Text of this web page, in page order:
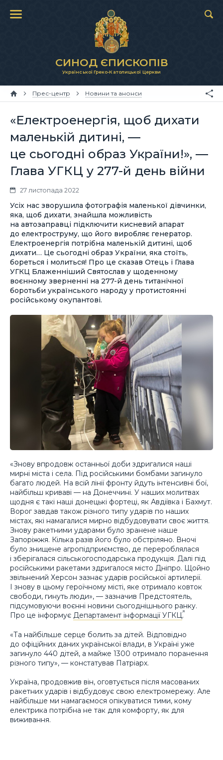
СИНОД ЄПИСКОПІВ
Української Греко-Католицької Церкви
Прес-центр Новини та анонси
«Електроенергія, щоб дихати
маленькій дитині, —
це сьогодні образ України!», —
Глава УГКЦ у 277-й день війни
27 листопада 2022
Усіх нас зворушила фотографія маленької дівчинки,
яка, щоб дихати, знайшла можливість
на автозаправці підключити кисневий апарат
до електроструму, що його виробляє генератор.
Електроенергія потрібна маленькій дитині, щоб
дихати… Це сьогодні образ України, яка стоїть,
бореться і молиться! Про це сказав Отець і Глава
УГКЦ Блаженніший Святослав у щоденному
воєнному зверненні на 277-й день титанічної
боротьби українського народу у протистоянні
російському окупантові.
«Знову впродовж останньої доби здригалися наші
мирні міста і села. Під російськими бомбами загинуло
багато людей. На всій лінії фронту йдуть інтенсивні бої,
найбільш криваві — на Донеччині. У наших молитвах
щодня є такі наші донецькі фортеці, як Авдіївка і Бахмут.
Ворог завдав також різного типу ударів по наших
містах, які намагалися мирно відбудовувати своє життя.
Знову ракетними ударами було зранене наше
Запоріжжя. Кілька разів його було обстріляно. Вночі
було знищене агропідприємство, де перероблялася
і зберігалася сільськогосподарська продукція. Далі під
російськими ракетами здригалося місто Дніпро. Щойно
звільнений Херсон зазнає ударів російської артилерії.
І знову в цьому героїчному місті, яке отримало ковток
свободи, гинуть люди», — зазначив Предстоятель,
підсумовуючи воєнні новини сьогоднішнього ранку.
Про це інформує Департамент інформації УГКЦ.
«Та найбільше серце болить за дітей. Відповідно
до офіційних даних української влади, в Україні уже
загинуло 440 дітей, а майже 1300 отримало поранення
різного типу», — констатував Патріарх.
Україна, продовжив він, оговтується після масованих
ракетних ударів і відбудовує свою електромережу. Але
найбільше ми намагаємося опікуватися тими, кому
електрика потрібна не так для комфорту, як для
виживання.